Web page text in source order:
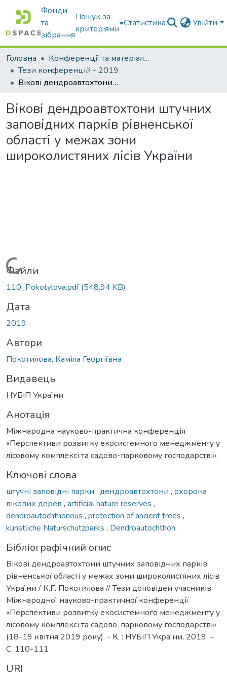
Фонди
та
зібрання
Пошук за
критеріями
Статистика Увійти
Головна
Конференції та матеріали конференцій
Тези конференцій - 2019
Вікові дендроавтохтони штучних заповідних парків рівненської області у межах зони широколистяних лісів України
Вікові дендроавтохтони штучних
заповідних парків рівненської
області у межах зони
широколистяних лісів України
Вантажиться...
Файли
110_Pokotylova.pdf(548,94 KB)
Дата
2019
Автори
Покотилова, Каміла Георгіївна
Видавець
НУБіП України
Анотація
Міжнародна науково-практична конференція
«Перспективи розвитку екосистемного менеджменту у
лісовому комплексі та садово-парковому господарстві».
Ключові слова
штучні заповідні парки , дендроавтохтони , охорона
вікових дерев , artificial nature reserves ,
dendroautochthonous , protection of ancient trees ,
künstliche Naturschutzparks , Dendroautochthon
Бібліографічний опис
Вікові дендроавтохтони штучних заповідних парків
рівненської області у межах зони широколистяних лісів
України / К.Г. Покотилова // Тези доповідей учасників
Міжнародної науково-практичної конференції
«Перспективи розвитку екосистемного менеджменту у
лісовому комплексі та садово-парковому господарстві»
(18-19 квітня 2019 року). - К. : НУБіП України, 2019. –
С. 110-111
URI